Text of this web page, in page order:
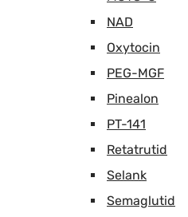
NAD
Oxytocin
PEG-MGF
Pinealon
PT-141
Retatrutid
Selank
Semaglutid